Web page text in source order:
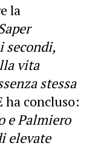
la
secondi,
vita
stessa
ha concluso:
e Palmiero
elevate